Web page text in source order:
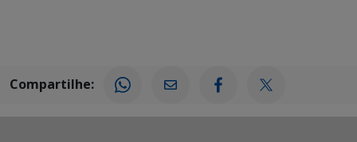
Compartilhe: